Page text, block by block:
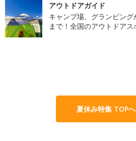
アウトドアガイド
キャンプ場、グランピン
まで！全国のアウトドア
夏休み特集 TOP